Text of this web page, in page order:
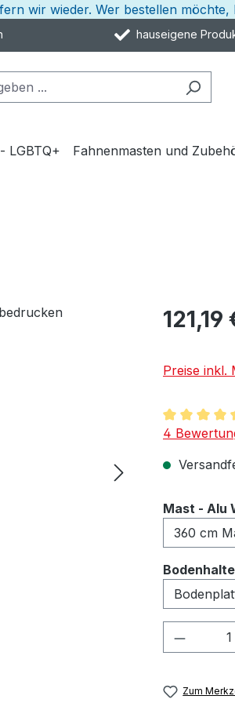
wir wieder. Wer bestellen
hauseigene
LGBTQ+ Fahnenmasten und
121,19
Preise inkl.
4
Mast - Alu
Zum